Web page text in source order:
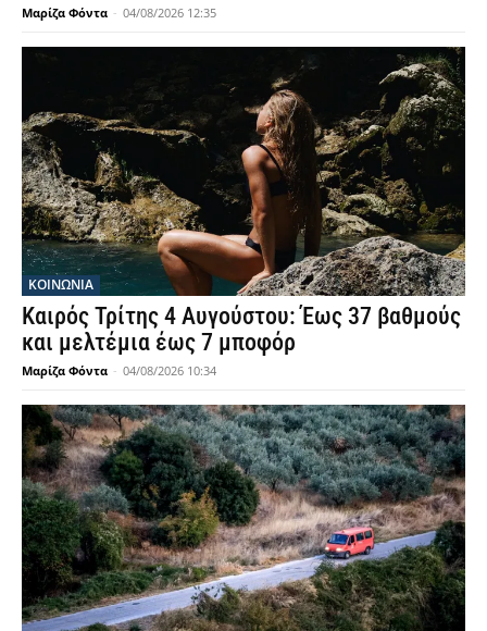
Μαρίζα Φόντα - 04/08/2026 12:35
ΚΟΙΝΩΝΙΑ
Καιρός Τρίτης 4 Αυγούστου: Έως 37 βαθμούς
και μελτέμια έως 7 μποφόρ
Μαρίζα Φόντα - 04/08/2026 10:34